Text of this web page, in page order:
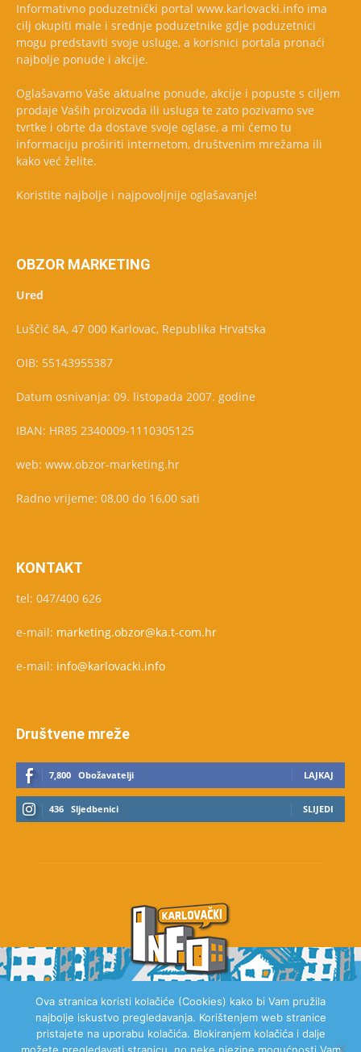
Informativno poduzetnički portal www.karlovacki.info ima
cilj okupiti male i srednje poduzetnike gdje poduzetnici
mogu predstaviti svoje usluge, a korisnici portala pronaći
najbolje ponude i akcije.
Oglašavamo Vaše aktualne ponude, akcije i popuste s ciljem
prodaje Vaših proizvoda ili usluga te zato pozivamo sve
tvrtke i obrte da dostave svoje oglase, a mi ćemo tu
informaciju proširiti internetom, društvenim mrežama ili
kako već želite.
Koristite najbolje i najpovoljnije oglašavanje!
OBZOR MARKETING
Ured
Luščić 8A, 47 000 Karlovac, Republika Hrvatska
OIB: 55143955387
Datum osnivanja: 09. listopada 2007. godine
IBAN: HR85 2340009-1110305125
web: www.obzor-marketing.hr
Radno vrijeme: 08,00 do 16,00 sati
KONTAKT
tel: 047/400 626
e-mail: marketing.obzor@ka.t-com.hr
e-mail: info@karlovacki.info
Društvene mreže
7,800 Obožavatelji LAJKAJ
436 Sljedbenici SLIJEDI
O NAMA
Ova stranica koristi kolačiće (Cookies) kako bi Vam pružila
najbolje iskustvo pregledavanja. Korištenjem web stranice
pristajete na uporabu kolačića. Blokiranjem kolačića i dalje